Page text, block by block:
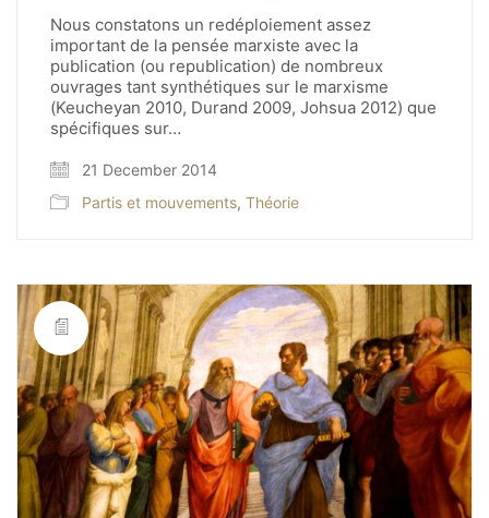
Nous constatons un redéploiement assez
important de la pensée marxiste avec la
publication (ou republication) de nombreux
ouvrages tant synthétiques sur le marxisme
(Keucheyan 2010, Durand 2009, Johsua 2012) que
spécifiques sur…
21 December 2014
Partis et mouvements, Théorie